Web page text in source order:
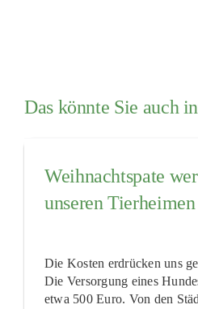
Das könnte Sie auch
Weihnachtspate
unseren
Die Kosten erdrücken uns
Die Versorgung eines
etwa 500 Euro. Von den